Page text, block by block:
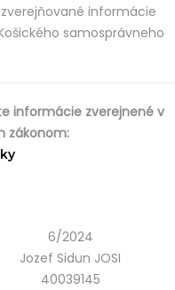
zverejňované informácie
samosprávneho
informácie zverejnené v
zákonom:
6/2024
Jozef Sidun JOSI
40039145